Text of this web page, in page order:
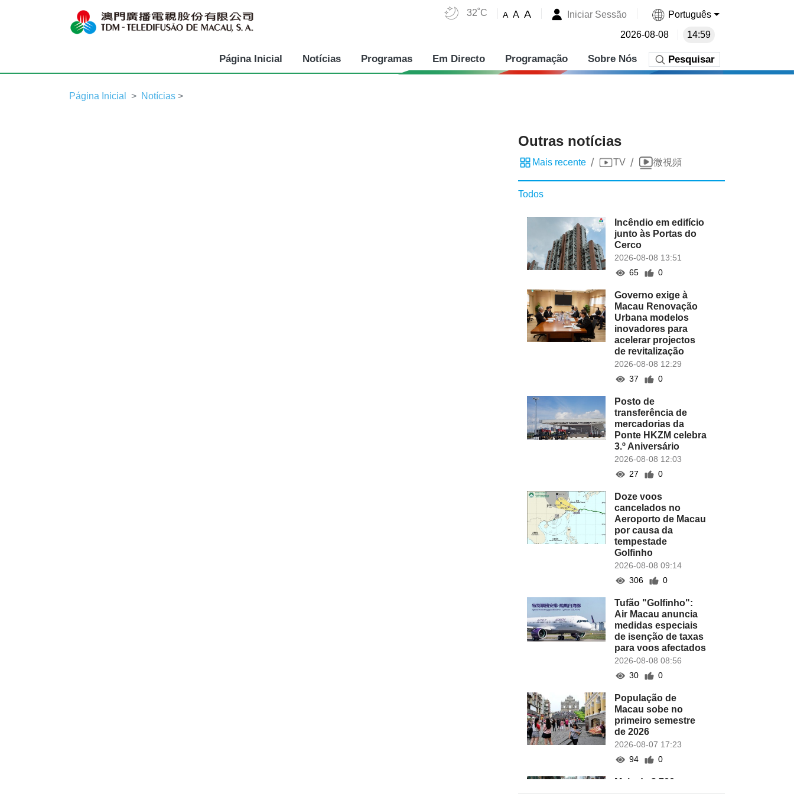
32˚C A A A Iniciar Sessão Português
2026-08-08 14:59
Página Inicial Notícias Programas Em Directo Programação Sobre Nós Pesquisar
Página Inicial Notícias >
Outras notícias
Mais recente / TV / 微視頻
Todos
Incêndio em edifício
junto às Portas do
Cerco
2026-08-08 13:51
65
0
Governo exige à
Macau Renovação
Urbana modelos
inovadores para
acelerar projectos
de revitalização
2026-08-08 12:29
37
0
Posto de
transferência de
mercadorias da
Ponte HKZM celebra
3.º Aniversário
2026-08-08 12:03
27
0
Doze voos
cancelados no
Aeroporto de Macau
por causa da
tempestade
Golfinho
2026-08-08 09:14
306
0
Tufão "Golfinho":
Air Macau anuncia
medidas especiais
de isenção de taxas
para voos afectados
2026-08-08 08:56
30
0
População de
Macau sobe no
primeiro semestre
de 2026
2026-08-07 17:23
94
0
Mais de 2.700 novas